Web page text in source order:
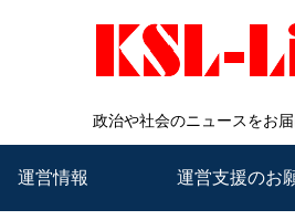
政治や社会のニュースをお
運営情報 運営支援のお